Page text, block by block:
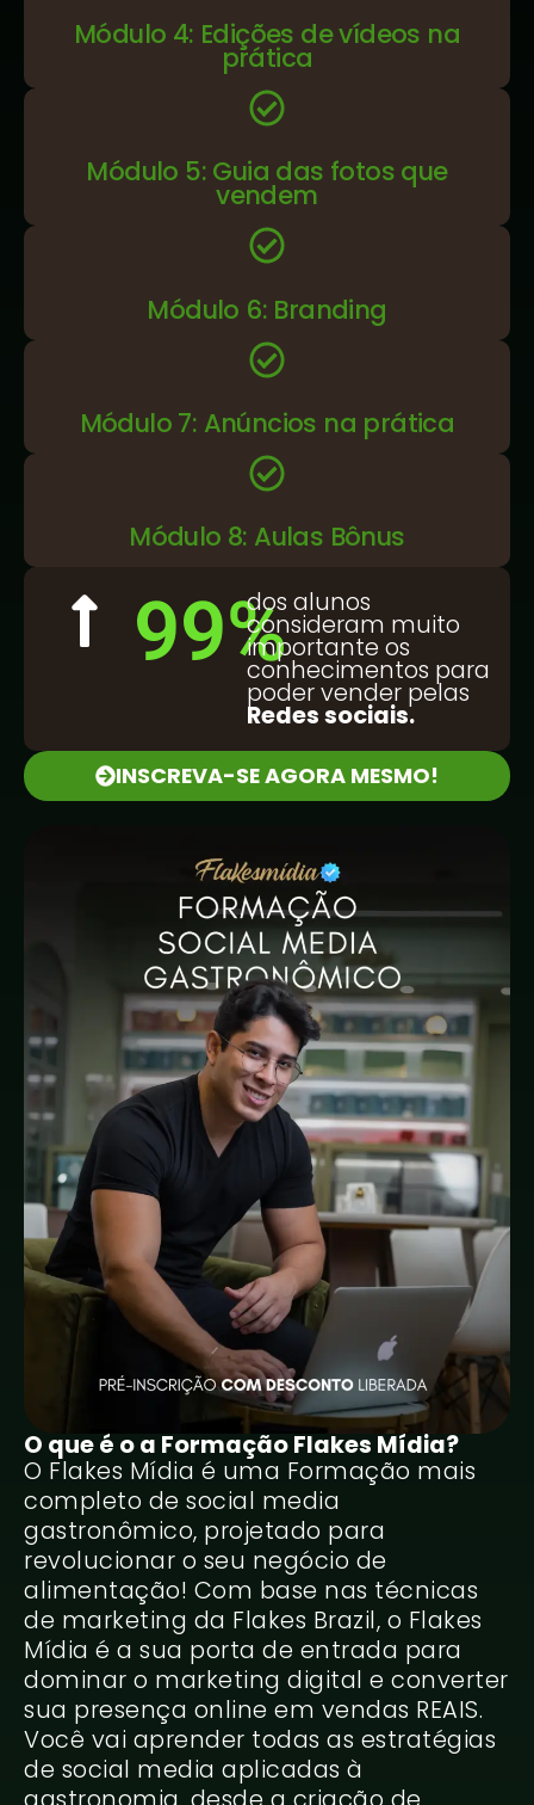
Módulo 4: Edições de vídeos na
prática
Módulo 5: Guia das fotos que
vendem
Módulo 6: Branding
Módulo 7: Anúncios na prática
Módulo 8: Aulas Bônus
99%
dos alunos
consideram muito
importante os
conhecimentos para
poder vender pelas
Redes sociais.
INSCREVA-SE AGORA MESMO!
O que é o a Formação Flakes Mídia?
O Flakes Mídia é uma Formação mais
completo de social media
gastronômico, projetado para
revolucionar o seu negócio de
alimentação! Com base nas técnicas
de marketing da Flakes Brazil, o Flakes
Mídia é a sua porta de entrada para
dominar o marketing digital e converter
sua presença online em vendas REAIS.
Você vai aprender todas as estratégias
de social media aplicadas à